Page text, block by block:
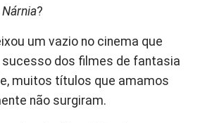
?
um vazio no cinema que
dos filmes de fantasia
muitos títulos que amamos
não surgiram.